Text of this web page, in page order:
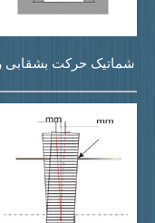
حرکت بشقابی رینگ